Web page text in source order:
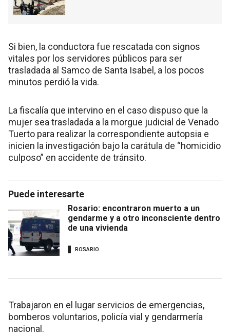
Si bien, la conductora fue rescatada con signos
vitales por los servidores públicos para ser
trasladada al Samco de Santa Isabel, a los pocos
minutos perdió la vida.
La fiscalía que intervino en el caso dispuso que la
mujer sea trasladada a la morgue judicial de Venado
Tuerto para realizar la correspondiente autopsia e
inicien la investigación bajo la carátula de “homicidio
culposo” en accidente de tránsito.
Puede interesarte
Rosario: encontraron muerto a un
gendarme y a otro inconsciente dentro
de una vivienda
ROSARIO
Trabajaron en el lugar servicios de emergencias,
bomberos voluntarios, policía vial y gendarmería
nacional.